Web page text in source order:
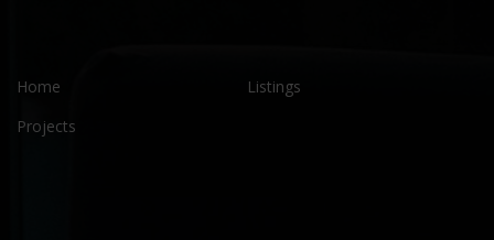
Home
Listings
Projects